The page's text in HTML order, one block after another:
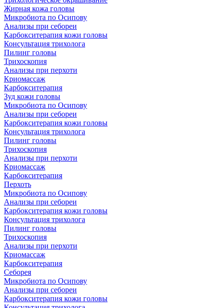
Жирная кожа головы
Микробиота по Осипову
Анализы при себореи
Карбокситерапия кожи головы
Консультация трихолога
Пилинг головы
Трихоскопия
Анализы при перхоти
Криомассаж
Карбокситерапия
Зуд кожи головы
Микробиота по Осипову
Анализы при себореи
Карбокситерапия кожи головы
Консультация трихолога
Пилинг головы
Трихоскопия
Анализы при перхоти
Криомассаж
Карбокситерапия
Перхоть
Микробиота по Осипову
Анализы при себореи
Карбокситерапия кожи головы
Консультация трихолога
Пилинг головы
Трихоскопия
Анализы при перхоти
Криомассаж
Карбокситерапия
Себорея
Микробиота по Осипову
Анализы при себореи
Карбокситерапия кожи головы